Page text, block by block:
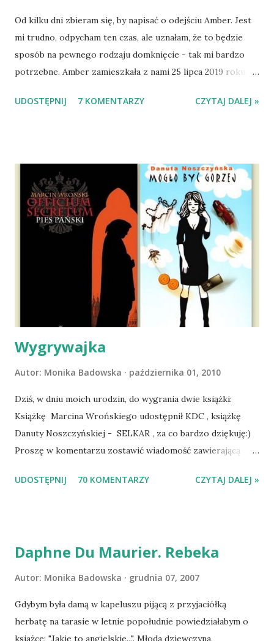
Od kilku dni zbieram się, by napisać o odejściu Amber. Jest
mi trudno, odpycham ten czas, ale uznałam, że to będzie
sposób na pewnego rodzaju domknięcie - tak mi bardzo
potrzebne. Amber zamieszkała z nami 25 lipca 2019 roku.
Mazowieckim, pojechaliśmy na wizytę zapoznawczą, a kilka
wspólnego życia przeczytacie TUTAJ i TUTAJ . Gdy już
nieco okrzepliśmy w codzienności z psem, a Amber - z
ludźmi i kotami, pojawił się pomysł na wspólny jesienny
wyjazd w Beskid Niski. Zanim to jednak się stało psica miała
atak padaczki, co spowodowało, że wyjazd odwołaliśmy,
wdrożyliśmy leczenie i od nowa zaczęliśmy oswajać z nami i
wspólnym życiem zdezorientowanego chorobą psa. Udało
się ustabilizować zawirowania zdrowotne i wówczas
zaczęliśmy się cieszyć sobą wzajemnie już na 100%.
Dopier...
UDOSTĘPNIJ 7 KOMENTARZY CZYTAJ DALEJ »
Wygrywajka
Autor: Monika Badowska października 01, 2010
Dziś, w dniu moich urodzin, do wygrania dwie książki:
Książkę Marcina Wrońskiego udostępnił KDC , książkę
Danuty Noszczyńskiej - SELKAR , za co bardzo dziękuję:)
Proszę w komentarzu zostawić wiadomość zawierającą
Losowanie odbędzie się w niedzielę o 8:00. Zapraszam
UDOSTĘPNIJ 70 KOMENTARZY CZYTAJ DALEJ »
Daphne Du Maurier. Rebeka
Autor: Monika Badowska grudnia 07, 2007
Gdybym była damą w kapeluszu pijącą z przyjaciółką
herbatę na tarasie w letnie popołudnie powiedziałabym o
ksiażce: "Jakie to angielskie...". Młoda dziewczyna,